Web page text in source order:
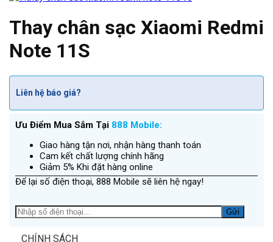
Thay chân sạc Xiaomi Redmi
Note 11S
Liên hệ báo giá?
Ưu Điểm Mua Sắm Tại 888 Mobile:
Giao hàng tận nơi, nhận hàng thanh toán
Cam kết chất lượng chính hãng
Giảm 5% Khi đặt hàng online
Để lại số điện thoại, 888 Mobile sẽ liên hệ ngay!
CHÍNH SÁCH